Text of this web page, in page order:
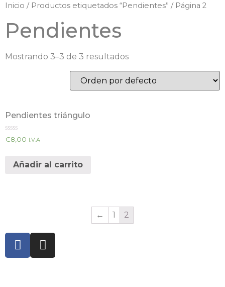
Inicio / Productos etiquetados “Pendientes” / Página 2
Pendientes
Mostrando 3–3 de 3 resultados
Pendientes triángulo
Valorado
en
€8,00 I.V.A
Añadir al carrito
← 1 2